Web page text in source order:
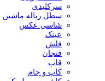
سرکلیدی
سطل زباله ماشین
شاسی عکس
عینک
فلش
فنجان
قاب
کاپ و جام